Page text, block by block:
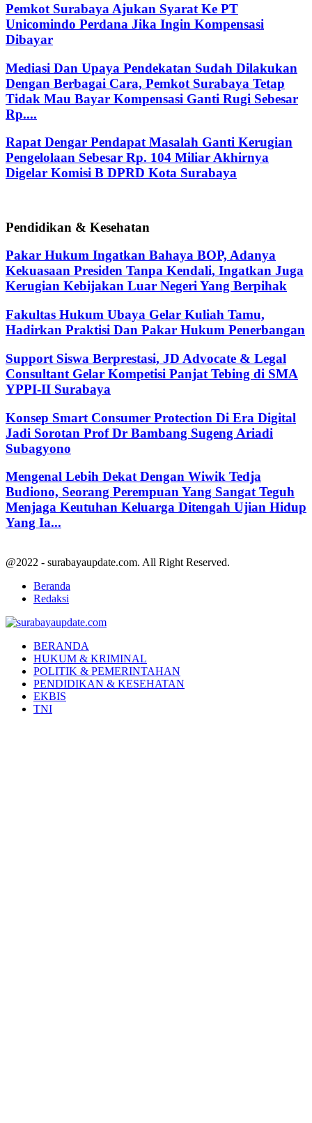
Pemkot Surabaya Ajukan Syarat Ke PT
Unicomindo Perdana Jika Ingin Kompensasi
Dibayar
Mediasi Dan Upaya Pendekatan Sudah Dilakukan
Dengan Berbagai Cara, Pemkot Surabaya Tetap
Tidak Mau Bayar Kompensasi Ganti Rugi Sebesar
Rp....
Rapat Dengar Pendapat Masalah Ganti Kerugian
Pengelolaan Sebesar Rp. 104 Miliar Akhirnya
Digelar Komisi B DPRD Kota Surabaya
Pendidikan & Kesehatan
Pakar Hukum Ingatkan Bahaya BOP, Adanya
Kekuasaan Presiden Tanpa Kendali, Ingatkan Juga
Kerugian Kebijakan Luar Negeri Yang Berpihak
Fakultas Hukum Ubaya Gelar Kuliah Tamu,
Hadirkan Praktisi Dan Pakar Hukum Penerbangan
Support Siswa Berprestasi, JD Advocate & Legal
Consultant Gelar Kompetisi Panjat Tebing di SMA
YPPI-II Surabaya
Konsep Smart Consumer Protection Di Era Digital
Jadi Sorotan Prof Dr Bambang Sugeng Ariadi
Subagyono
Mengenal Lebih Dekat Dengan Wiwik Tedja
Budiono, Seorang Perempuan Yang Sangat Teguh
Menjaga Keutuhan Keluarga Ditengah Ujian Hidup
Yang Ia...
@2022 - surabayaupdate.com. All Right Reserved.
Beranda
Redaksi
BERANDA
HUKUM & KRIMINAL
POLITIK & PEMERINTAHAN
PENDIDIKAN & KESEHATAN
EKBIS
TNI